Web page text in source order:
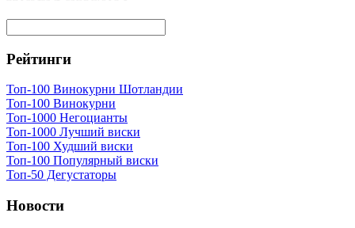
Рейтинги
Топ-100 Винокурни Шотландии
Топ-100 Винокурни
Топ-1000 Негоцианты
Топ-1000 Лучший виски
Топ-100 Худший виски
Топ-100 Популярный виски
Топ-50 Дегустаторы
Новости